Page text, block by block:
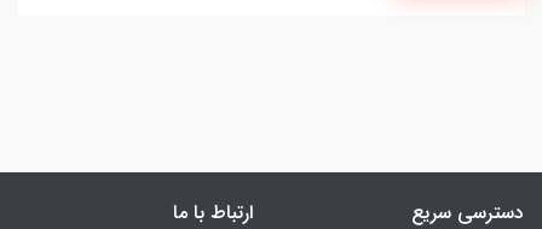
دسترسی سریع ارتباط با ما